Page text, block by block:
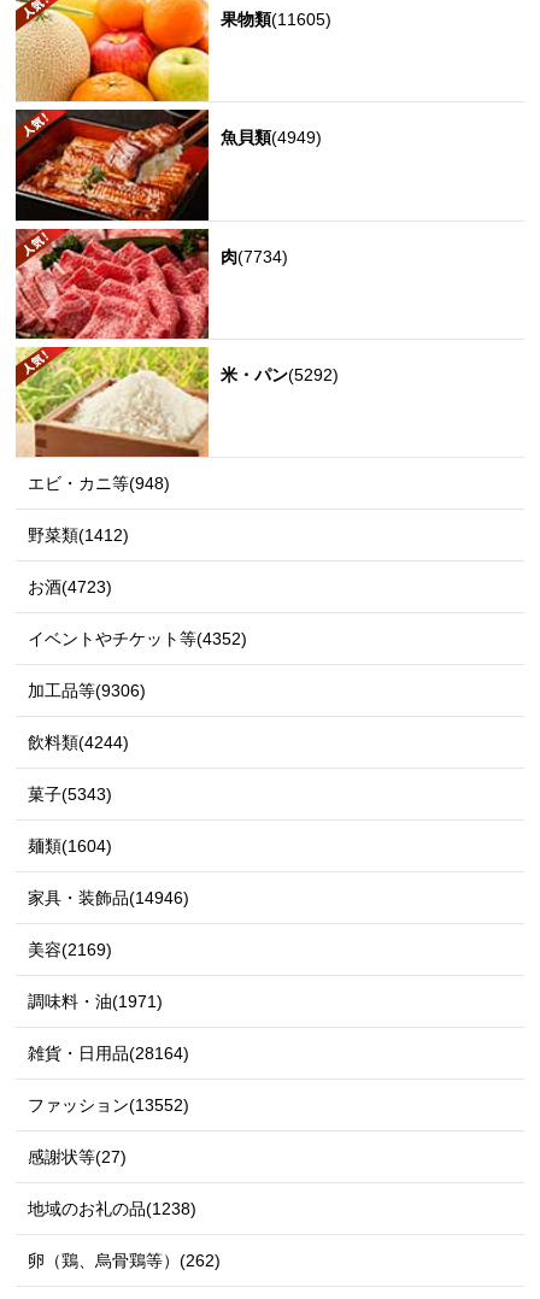
果物類(11605)
魚貝類(4949)
肉(7734)
米・パン(5292)
エビ・カニ等(948)
野菜類(1412)
お酒(4723)
イベントやチケット等(4352)
加工品等(9306)
飲料類(4244)
菓子(5343)
麺類(1604)
家具・装飾品(14946)
美容(2169)
調味料・油(1971)
雑貨・日用品(28164)
ファッション(13552)
感謝状等(27)
地域のお礼の品(1238)
卵（鶏、烏骨鶏等）(262)